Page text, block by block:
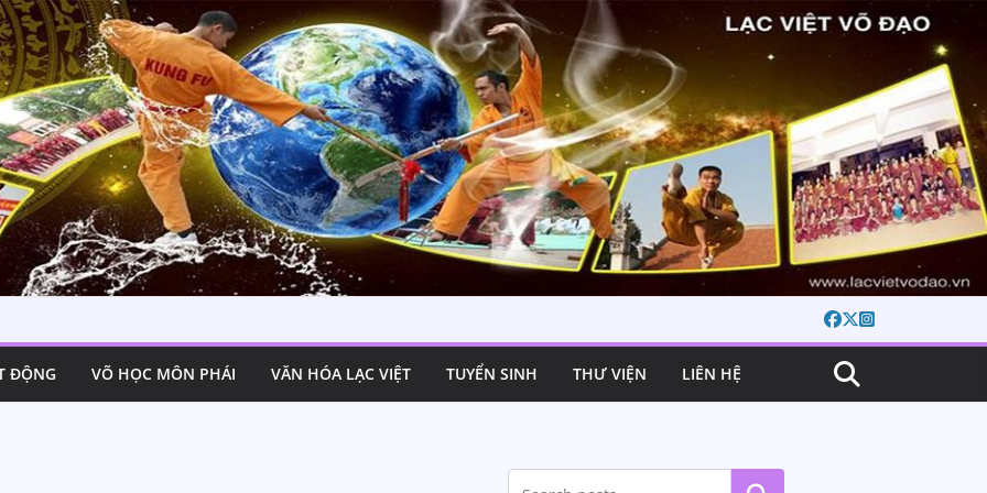
cổ truyền
ĐỘNG VÕ HỌC MÔN PHÁI VĂN HÓA LẠC VIỆT TUYỂN SINH THƯ VIỆN LIÊN HỆ